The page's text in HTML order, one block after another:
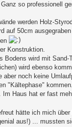
so professionell
werden Holz-
auf 50cm
Konstruktion.
Bodens wird mit
wird ebenso
noch keine
"Kältephase" kommen.
Haus hat er fast
hätte ich mich
aus!) ... mussten